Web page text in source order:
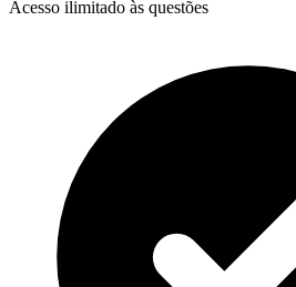
Acesso ilimitado às questões